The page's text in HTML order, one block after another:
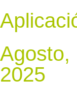
Agosto,
2025